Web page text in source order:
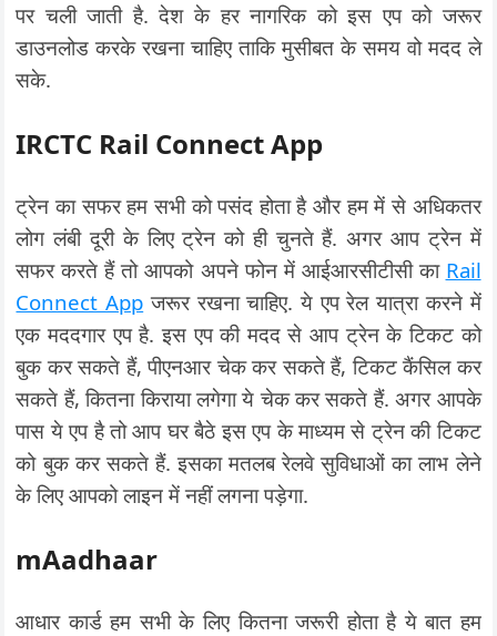
पर चली जाती है. देश के हर नागरिक को इस एप को जरूर
डाउनलोड करके रखना चाहिए ताकि मुसीबत के समय वो मदद ले
सके.
IRCTC Rail Connect App
ट्रेन का सफर हम सभी को पसंद होता है और हम में से अधिकतर
लोग लंबी दूरी के लिए ट्रेन को ही चुनते हैं. अगर आप ट्रेन में
सफर करते हैं तो आपको अपने फोन में आईआरसीटीसी का Rail
Connect App जरूर रखना चाहिए. ये एप रेल यात्रा करने में
एक मददगार एप है. इस एप की मदद से आप ट्रेन के टिकट को
बुक कर सकते हैं, पीएनआर चेक कर सकते हैं, टिकट कैंसिल कर
सकते हैं, कितना किराया लगेगा ये चेक कर सकते हैं. अगर आपके
पास ये एप है तो आप घर बैठे इस एप के माध्यम से ट्रेन की टिकट
को बुक कर सकते हैं. इसका मतलब रेलवे सुविधाओं का लाभ लेने
के लिए आपको लाइन में नहीं लगना पड़ेगा.
mAadhaar
आधार कार्ड हम सभी के लिए कितना जरूरी होता है ये बात हम